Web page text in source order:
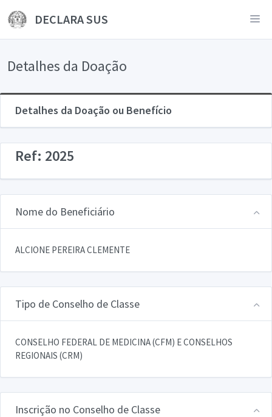
DECLARA SUS
Detalhes da Doação
Detalhes da Doação ou Benefício
Ref: 2025
Nome do Beneficiário
ALCIONE PEREIRA CLEMENTE
Tipo de Conselho de Classe
CONSELHO FEDERAL DE MEDICINA (CFM) E CONSELHOS
REGIONAIS (CRM)
Inscrição no Conselho de Classe